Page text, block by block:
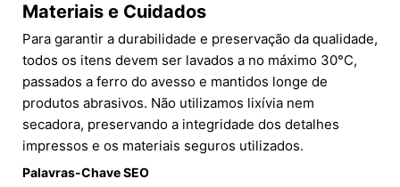
Materiais e Cuidados
Para garantir a durabilidade e preservação da qualidade,
todos os itens devem ser lavados a no máximo 30°C,
passados a ferro do avesso e mantidos longe de
produtos abrasivos. Não utilizamos lixívia nem
secadora, preservando a integridade dos detalhes
impressos e os materiais seguros utilizados.
Palavras-Chave SEO